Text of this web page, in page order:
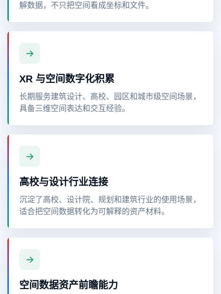
解数据，不只把空间看成坐标和文件。
XR 与空间数字化积累
长期服务建筑设计、高校、园区和城市级空间场景，
具备三维空间表达和交互经验。
高校与设计行业连接
沉淀了高校、设计院、规划和建筑行业的使用场景，
适合把空间数据转化为可解释的资产材料。
空间数据资产前瞻能力